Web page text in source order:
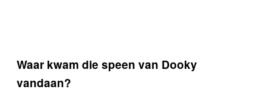
Waar kwam die speen van Dooky
vandaan?